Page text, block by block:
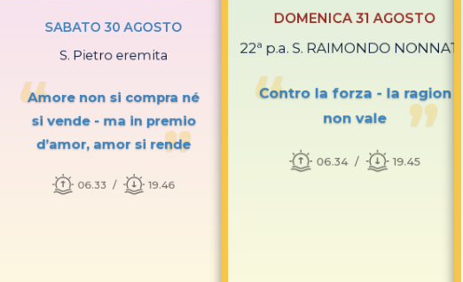
SABATO 30 AGOSTO
S. Pietro eremita
Amore non si compra né
si vende - ma in premio
d’amor, amor si rende
06.33 19.46
DOMENICA 31 AGOSTO
22ª p.a. S. RAIMONDO NONNATO
Contro la forza - la ragion
non vale
06.34 19.45